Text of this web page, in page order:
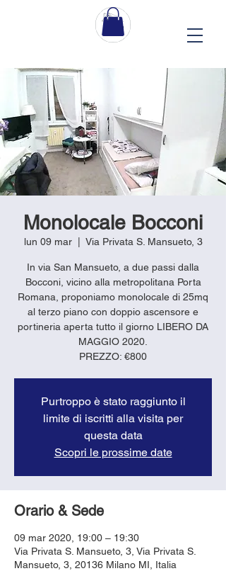
Monolocale Bocconi
lun 09 mar
  |
Via Privata S. Mansueto, 3
In via San Mansueto, a due passi dalla
Bocconi, vicino alla metropolitana Porta
Romana, proponiamo monolocale di 25mq
al terzo piano con doppio ascensore e
portineria aperta tutto il giorno LIBERO DA
MAGGIO 2020.
PREZZO: €800
Purtroppo è stato raggiunto il
limite di iscritti alla visita per
questa data
Scopri le prossime date
Orario & Sede
09 mar 2020, 19:00 – 19:30
Via Privata S. Mansueto, 3, Via Privata S.
Mansueto, 3, 20136 Milano MI, Italia